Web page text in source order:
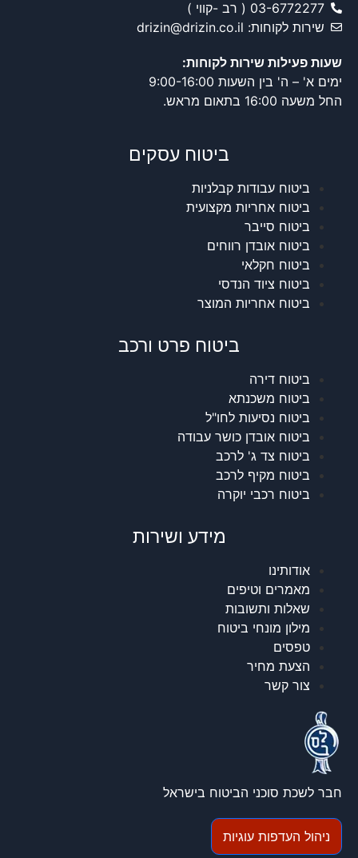
03-6772277 ( רב -קווי )
שירות לקוחות: drizin@drizin.co.il
שעות פעילות שירות לקוחות:
ימים א' – ה' בין השעות 9:00-16:00
החל משעה 16:00 בתאום מראש.
ביטוח עסקים
ביטוח עבודות קבלניות
ביטוח אחריות מקצועית
ביטוח סייבר
ביטוח אובדן רווחים
ביטוח חקלאי
ביטוח ציוד הנדסי
ביטוח אחריות המוצר
ביטוח פרט ורכב
ביטוח דירה
ביטוח משכנתא
ביטוח נסיעות לחו"ל
ביטוח אובדן כושר עבודה
ביטוח צד ג' לרכב
ביטוח מקיף לרכב
ביטוח רכבי יוקרה
מידע ושירות
אודותינו
מאמרים וטיפים
שאלות ותשובות
מילון מונחי ביטוח
טפסים
הצעת מחיר
צור קשר
חבר לשכת סוכני הביטוח בישראל
ניהול העדפות עוגיות